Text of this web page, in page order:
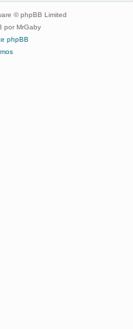
© phpBB Limited
por MrGaby
phpBB